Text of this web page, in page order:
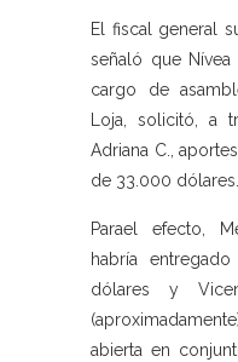
El fiscal general
señaló que
cargo de
Loja, solicitó, a
Adriana C.,
de 33.000 dólares.
Parael efecto,
habría
dólares y
abierta en